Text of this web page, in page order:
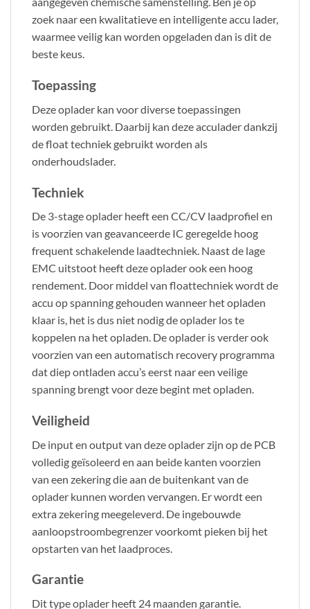
zoek naar een kwalitatieve en intelligente accu lader,
waarmee veilig kan worden opgeladen dan is dit de
beste keus.
Toepassing
Deze oplader kan voor diverse toepassingen
worden gebruikt. Daarbij kan deze acculader dankzij
de float techniek gebruikt worden als
onderhoudslader.
Techniek
De 3-stage oplader heeft een CC/CV laadprofiel en
is voorzien van geavanceerde IC geregelde hoog
frequent schakelende laadtechniek. Naast de lage
EMC uitstoot heeft deze oplader ook een hoog
rendement. Door middel van floattechniek wordt de
accu op spanning gehouden wanneer het opladen
klaar is, het is dus niet nodig de oplader los te
koppelen na het opladen. De oplader is verder ook
voorzien van een automatisch recovery programma
dat diep ontladen accu’s eerst naar een veilige
spanning brengt voor deze begint met opladen.
Veiligheid
De input en output van deze oplader zijn op de PCB
volledig geïsoleerd en aan beide kanten voorzien
van een zekering die aan de buitenkant van de
oplader kunnen worden vervangen. Er wordt een
extra zekering meegeleverd. De ingebouwde
aanloopstroombegrenzer voorkomt pieken bij het
opstarten van het laadproces.
Garantie
Dit type oplader heeft 24 maanden garantie.